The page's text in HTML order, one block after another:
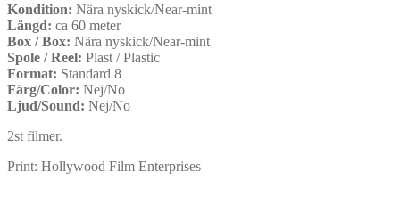
Kondition: Nära nyskick/Near-mint
Längd: ca 60 meter
Box / Box: Nära nyskick/Near-mint
Spole / Reel: Plast / Plastic
Format: Standard 8
Färg/Color: Nej/No
Ljud/Sound: Nej/No
2st filmer.
Print: Hollywood Film Enterprises